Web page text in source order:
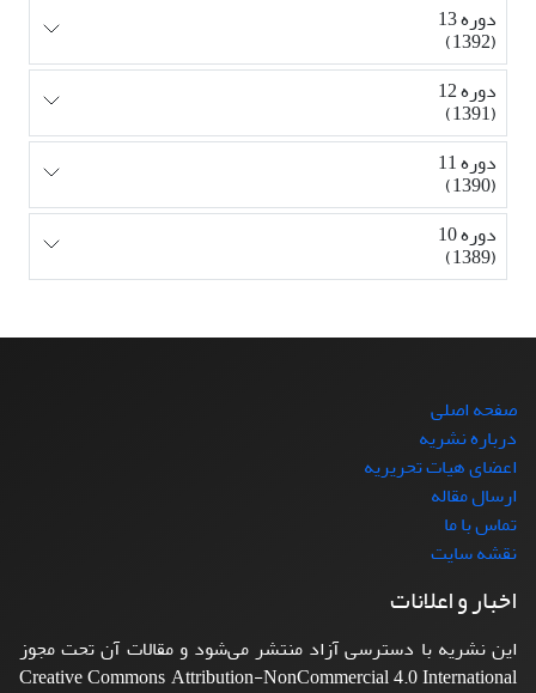
دوره 13
(1392)
دوره 12
(1391)
دوره 11
(1390)
دوره 10
(1389)
صفحه اصلی
درباره نشریه
اعضای هیات تحریریه
ارسال مقاله
تماس با ما
نقشه سایت
اخبار و اعلانات
این نشریه با دسترسی آزاد منتشر می‌شود و مقالات آن تحت مجوز
Creative Commons Attribution-NonCommercial 4.0 International